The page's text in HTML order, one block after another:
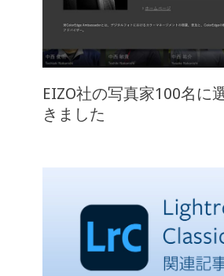
EIZO社の写真家100名に
きました